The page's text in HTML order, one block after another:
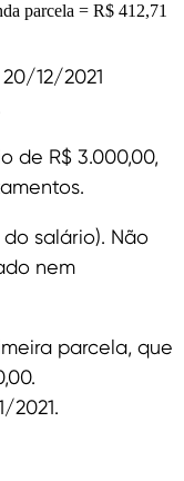
parcela = R$ 412,71
12/2021
de R$ 3.000,00,
salário). Não
nem
parcela, que
2021.